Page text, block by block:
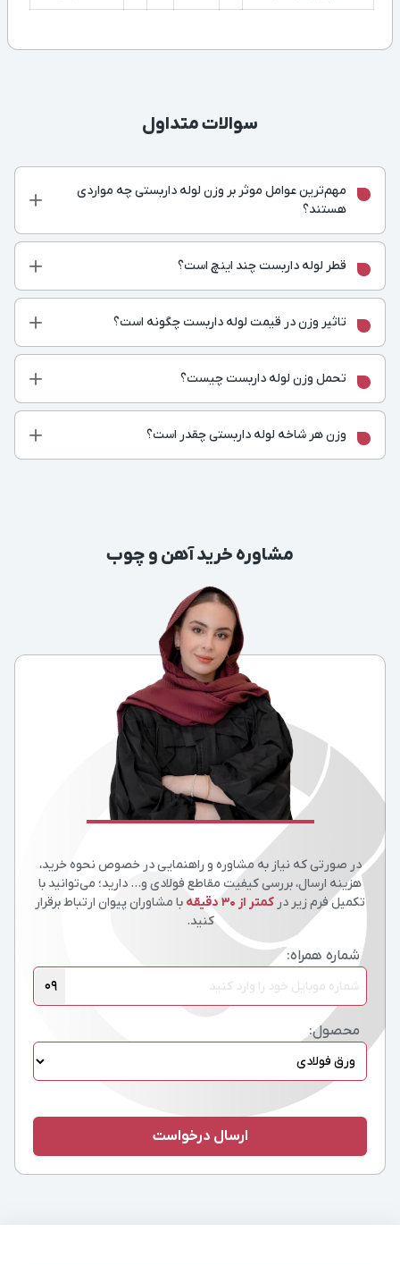
سوالات متداول
مهم‌ترین عوامل موثر بر وزن لوله داربستی چه مواردی
هستند؟
قطر لوله داربست چند اینچ است؟
تاثیر وزن در قیمت لوله داربست چگونه است؟
تحمل وزن لوله داربست چیست؟
وزن هر شاخه لوله داربستی چقدر است؟
مشاوره خرید آهن و چوب
در صورتی که نیاز به مشاوره و راهنمایی در خصوص نحوه خرید،
هزینه ارسال، بررسی کیفیت مقاطع فولادی و… دارید؛ می‌توانید با
تکمیل فرم زیر در کمتر از 30 دقیقه
با مشاوران پیوان ارتباط برقرار
کنید.
شماره همراه:
09
محصول: